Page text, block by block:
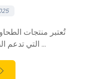
تُعتبر منتجات
التي تدعم الصحة العامة وراحة الأفراد ...